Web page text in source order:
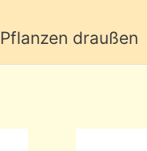
Pflanzen draußen